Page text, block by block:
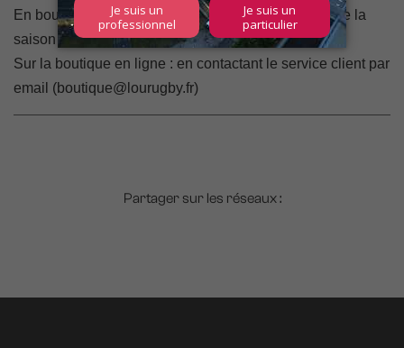
En boutique : sur présentation d'une carte abonné de la
saison en cours et d'une pièce d'identité.
Sur la boutique en ligne : en contactant le service client par
email (boutique@lourugby.fr)
Partager sur les réseaux :